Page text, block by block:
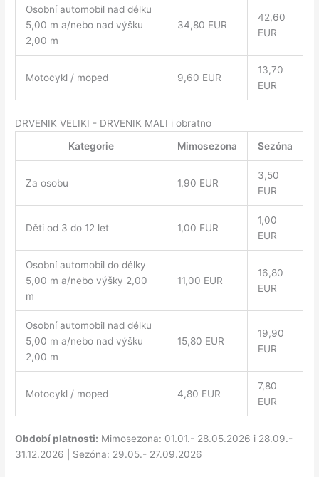
Osobní automobil nad délku
5,00 m a/nebo nad výšku
2,00 m
34,80 EUR
42,60
EUR
Motocykl / moped 9,60 EUR
13,70
EUR
DRVENIK VELIKI - DRVENIK MALI i obratno
Kategorie
Mimosezona Sezóna
Za osobu 1,90 EUR
3,50
EUR
Děti od 3 do 12 let 1,00 EUR
1,00
EUR
Osobní automobil do délky
5,00 m a/nebo výšky 2,00
m
11,00 EUR
16,80
EUR
Osobní automobil nad délku
5,00 m a/nebo nad výšku
2,00 m
15,80 EUR
19,90
EUR
Motocykl / moped 4,80 EUR
7,80
EUR
Období platnosti: Mimosezona: 01.01.- 28.05.2026 i 28.09.-
31.12.2026 | Sezóna: 29.05.- 27.09.2026